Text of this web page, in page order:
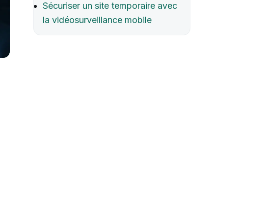
Sécuriser un site temporaire avec
la vidéosurveillance mobile